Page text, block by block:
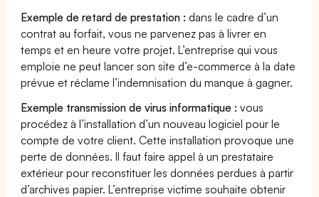
Exemple de retard de prestation : dans le cadre d’un
contrat au forfait, vous ne parvenez pas à livrer en
temps et en heure votre projet. L’entreprise qui vous
emploie ne peut lancer son site d’e-commerce à la date
prévue et réclame l’indemnisation du manque à gagner.
Exemple transmission de virus informatique : vous
procédez à l’installation d’un nouveau logiciel pour le
compte de votre client. Cette installation provoque une
perte de données. Il faut faire appel à un prestataire
extérieur pour reconstituer les données perdues à partir
d’archives papier. L’entreprise victime souhaite obtenir